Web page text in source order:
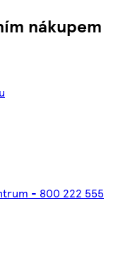
nákupem
- 800 222 555